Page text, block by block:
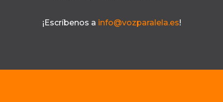
¡Escríbenos a info@vozparalela.es!